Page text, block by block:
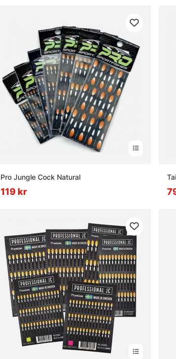
Pro Jungle Cock Natural
119 kr